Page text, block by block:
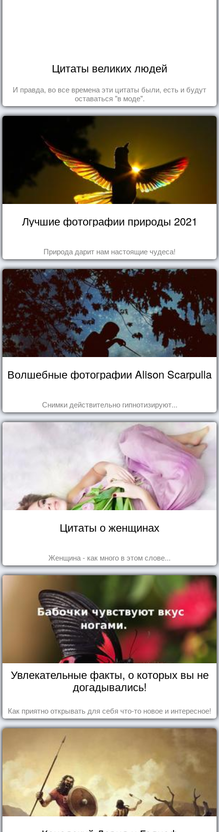
Цитаты великих людей
И правда, во все времена эти цитаты были, есть и будут
оставаться "в моде".
Лучшие фотографии природы 2021
Природа дарит нам настоящие чудеса!
Волшебные фотографии Alison Scarpulla
Снимки действительно гипнотизируют...
Цитаты о женщинах
Женщина - как много в этом слове...
Увлекательные факты, о которых вы не
догадывались!
Как приятно открывать для себя что-то новое и интересное!